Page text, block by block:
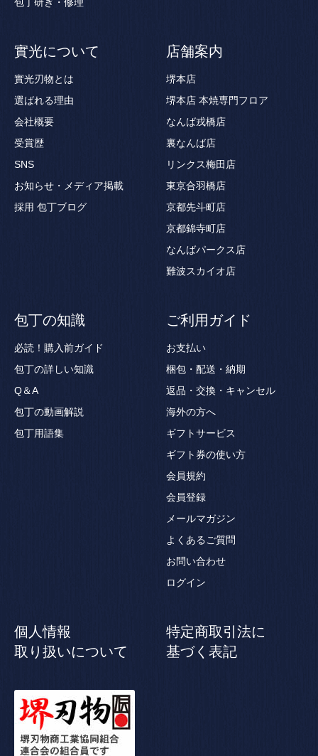
實光について
實光刃物とは
選ばれる理由
会社概要
受賞歴
SNS
お知らせ・メディア掲載
採用 包丁ブログ
店舗案内
堺本店
堺本店 本焼専門フロア
なんば戎橋店
裏なんば店
リンクス梅田店
東京合羽橋店
京都先斗町店
京都錦寺町店
なんばパークス店
難波スカイオ店
包丁の知識
必読！購入前ガイド
包丁の詳しい知識
Q＆A
包丁の動画解説
包丁用語集
ご利用ガイド
お支払い
梱包・配送・納期
返品・交換・キャンセル
海外の方へ
ギフトサービス
ギフト券の使い方
会員規約
会員登録
メールマガジン
よくあるご質問
お問い合わせ
ログイン
個人情報
取り扱いについて
特定商取引法に
基づく表記